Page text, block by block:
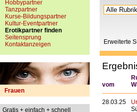
Hobbypartner
Tanzpartner
Kurse-Bildungspartner
Kultur-Eventpartner
Erotikpartner finden
Seitensprung
Kontaktanzeigen
Frauen
Gratis + einfach + schnell
Erweiterte
vom
28.03.25